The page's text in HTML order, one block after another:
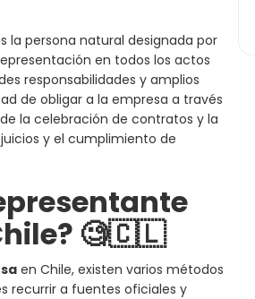
la persona natural designada por
en todos los actos
responsabilidades y amplios
de obligar a la empresa a través
la celebración de contratos y la
y el cumplimiento de
🧐🇨🇱
en Chile, existen varios métodos
recurrir a fuentes oficiales y